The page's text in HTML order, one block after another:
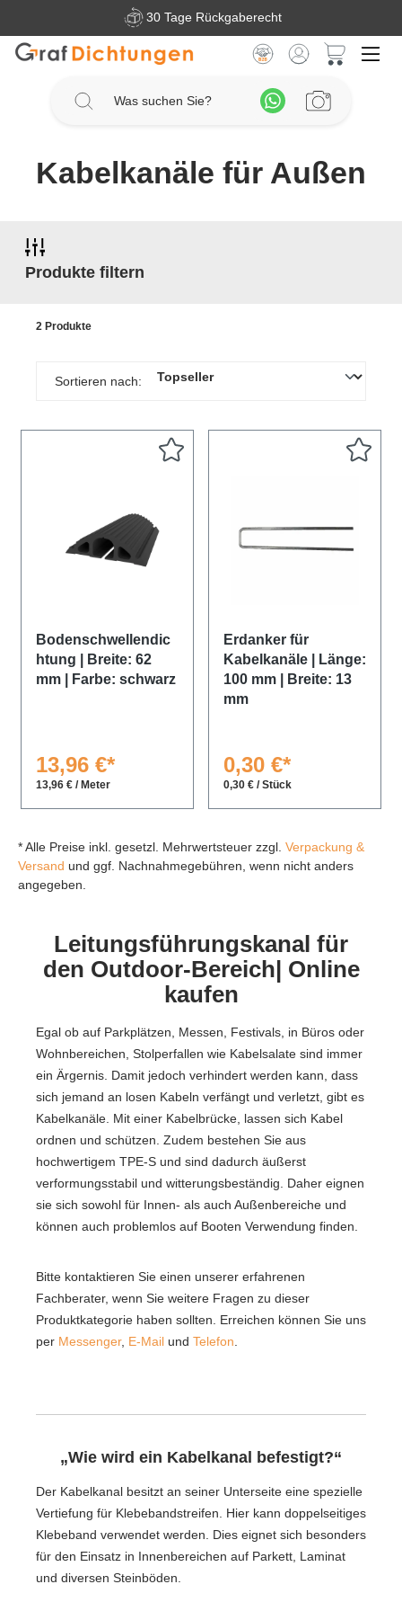
Zum Hauptinhalt springen30 Tage Rückgaberecht
Kabelkanäle für Außen
Produkte filtern
2 Produkte
Sortieren nach:
Bodenschwellendic
htung | Breite: 62
mm | Farbe: schwarz
13,96 €*
13,96 € / Meter
Erdanker für
Kabelkanäle | Länge:
100 mm | Breite: 13
mm
0,30 €*
0,30 € / Stück
* Alle Preise inkl. gesetzl. Mehrwertsteuer zzgl. Verpackung &
Versand und ggf. Nachnahmegebühren, wenn nicht anders
angegeben.
Leitungsführungskanal für
den Outdoor-Bereich| Online
kaufen
Egal ob auf Parkplätzen, Messen, Festivals, in Büros oder
Wohnbereichen, Stolperfallen wie Kabelsalate sind immer
ein Ärgernis. Damit jedoch verhindert werden kann, dass
sich jemand an losen Kabeln verfängt und verletzt, gibt es
Kabelkanäle. Mit einer Kabelbrücke, lassen sich Kabel
ordnen und schützen. Zudem bestehen Sie aus
hochwertigem TPE-S und sind dadurch äußerst
verformungsstabil und witterungsbeständig. Daher eignen
sie sich sowohl für Innen- als auch Außenbereiche und
können auch problemlos auf Booten Verwendung finden.
Bitte kontaktieren Sie einen unserer erfahrenen
Fachberater, wenn Sie weitere Fragen zu dieser
Produktkategorie haben sollten. Erreichen können Sie uns
per Messenger, E-Mail und Telefon
„Wie wird ein Kabelkanal befestigt?“
Der Kabelkanal besitzt an seiner Unterseite eine spezielle
Vertiefung für Klebebandstreifen. Hier kann doppelseitiges
Klebeband verwendet werden. Dies eignet sich besonders
für den Einsatz in Innenbereichen auf Parkett, Laminat
und diversen Steinböden.